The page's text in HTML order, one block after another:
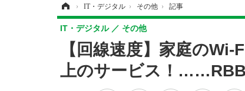
› IT・デジタル › その他 › 記事
【回線速度】家庭の
上のサービス！
IT・デジタル その他